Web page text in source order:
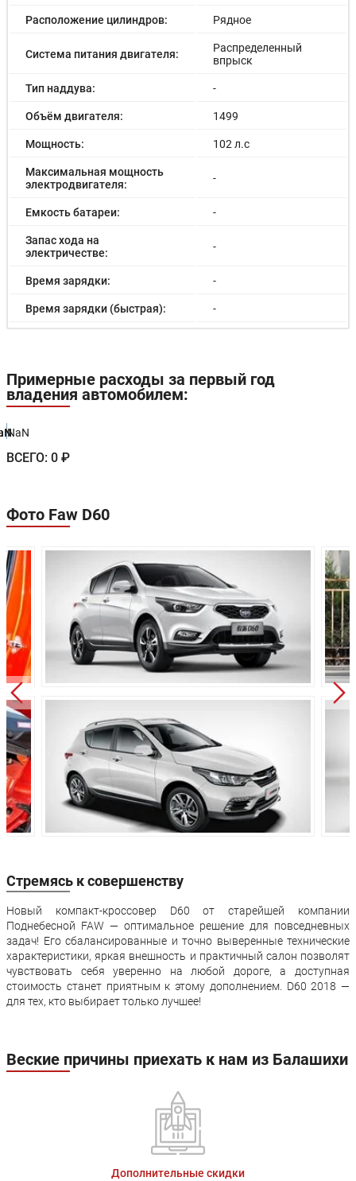
Расположение цилиндров: Рядное
Система питания двигателя:
Распределенный
впрыск
Тип наддува: -
Объём двигателя: 1499
Мощность: 102 л.с
Максимальная мощность
электродвигателя:
-
Емкость батареи: -
Запас хода на
электричестве:
-
Время зарядки: -
Время зарядки (быстрая): -
Расход в городском цикле:
Ширина:
Колёсная база: 2557 мм
181 мм
Масса: 1206 кг
Объём багажника: 400 л
5-ступенчатая
Передний
Передняя подвеска:
Независимая
Макферсон
Задняя подвеска:
Полузависимая -
торсионная балка
Задние тормоза:
Гарантия:
5 лет или 100 000км
пробега
Примерные расходы за первый год
владения автомобилем:
NaN
ВСЕГО: 0 ₽
Фото Faw D60
Стремясь к совершенству
Новый компакт-кроссовер D60 от старейшей компании
Поднебесной FAW — оптимальное решение для повседневных
задач! Его сбалансированные и точно выверенные технические
характеристики, яркая внешность и практичный салон позволят
чувствовать себя уверенно на любой дороге, а доступная
стоимость станет приятным к этому дополнением. D60 2018 —
для тех, кто выбирает только лучшее!
Веские причины приехать к нам из Балашихи
Дополнительные скидки